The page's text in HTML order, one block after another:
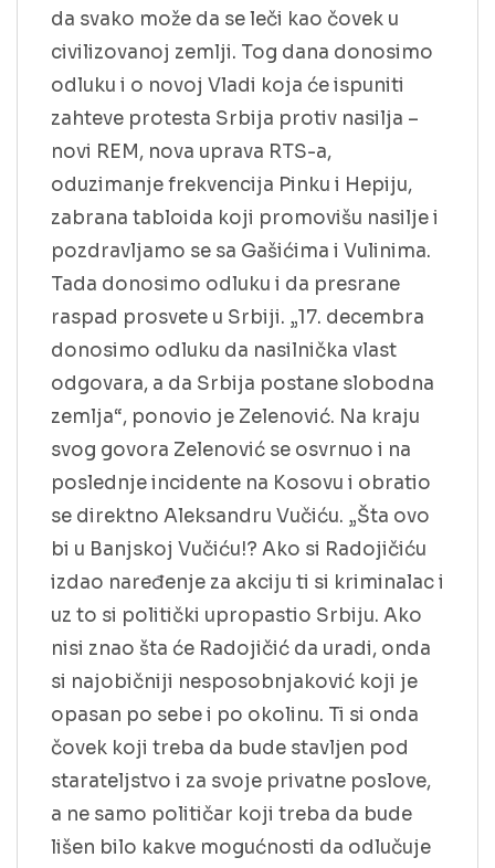
da svako može da se leči kao čovek u
civilizovanoj zemlji. Tog dana donosimo
odluku i o novoj Vladi koja će ispuniti
zahteve protesta Srbija protiv nasilja –
novi REM, nova uprava RTS-a,
oduzimanje frekvencija Pinku i Hepiju,
zabrana tabloida koji promovišu nasilje i
pozdravljamo se sa Gašićima i Vulinima.
Tada donosimo odluku i da presrane
raspad prosvete u Srbiji. „17. decembra
donosimo odluku da nasilnička vlast
odgovara, a da Srbija postane slobodna
zemlja“, ponovio je Zelenović. Na kraju
svog govora Zelenović se osvrnuo i na
poslednje incidente na Kosovu i obratio
se direktno Aleksandru Vučiću. „Šta ovo
bi u Banjskoj Vučiću!? Ako si Radojičiću
izdao naređenje za akciju ti si kriminalac i
uz to si politički upropastio Srbiju. Ako
nisi znao šta će Radojičić da uradi, onda
si najobičniji nesposobnjaković koji je
opasan po sebe i po okolinu. Ti si onda
čovek koji treba da bude stavljen pod
starateljstvo i za svoje privatne poslove,
a ne samo političar koji treba da bude
lišen bilo kakve mogućnosti da odlučuje